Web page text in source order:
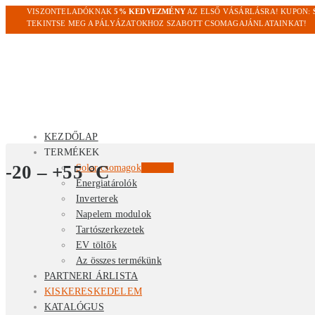
VISZONTELADÓKNAK5% KEDVEZMÉNY AZ ELSŐ VÁSÁRLÁSRA! KUPON:
TEKINTSE MEG A PÁLYÁZATOKHOZ SZABOTT CSOMAGAJÁNLATAINKAT!
KEZDŐLAP
TERMÉKEK
Solar csomagokKiemelt
Energiatárolók
Inverterek
Napelem modulok
Tartószerkezetek
EV töltők
Az összes termékünk
PARTNERI ÁRLISTA
KISKERESKEDELEM
KATALÓGUS
-20 – +55 °C